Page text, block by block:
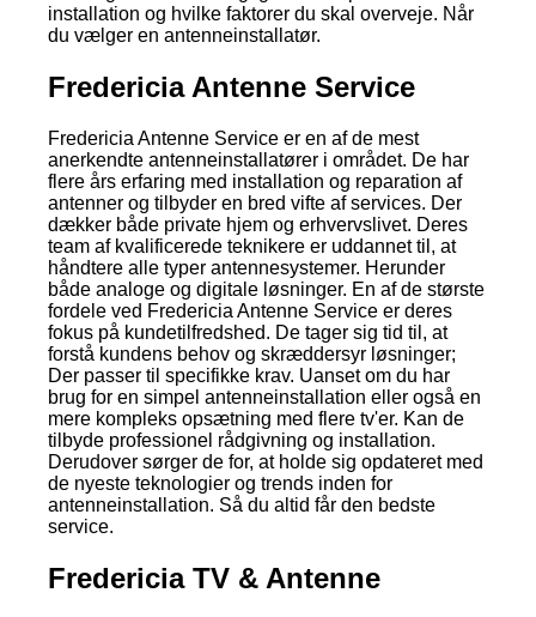
installation og hvilke faktorer du skal overveje. Når
du vælger en antenneinstallatør.
Fredericia Antenne Service
Fredericia Antenne Service er en af de mest
anerkendte antenneinstallatører i området. De har
flere års erfaring med installation og reparation af
antenner og tilbyder en bred vifte af services. Der
dækker både private hjem og erhvervslivet. Deres
team af kvalificerede teknikere er uddannet til, at
håndtere alle typer antennesystemer. Herunder
både analoge og digitale løsninger. En af de største
fordele ved Fredericia Antenne Service er deres
fokus på kundetilfredshed. De tager sig tid til, at
forstå kundens behov og skræddersyr løsninger;
Der passer til specifikke krav. Uanset om du har
brug for en simpel antenneinstallation eller også en
mere kompleks opsætning med flere tv'er. Kan de
tilbyde professionel rådgivning og installation.
Derudover sørger de for, at holde sig opdateret med
de nyeste teknologier og trends inden for
antenneinstallation. Så du altid får den bedste
service.
Fredericia TV & Antenne